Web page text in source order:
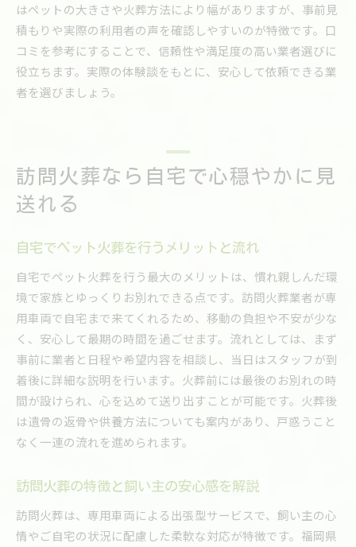
はペットの大きさや火葬方法により幅がありますが、事前見
積もりや実際の利用者の声を確認しやすいのが特徴です。口
コミを参考にすることで、信頼性や満足度の高い業者選びに
役立ちます。実際の体験談をもとに、安心して依頼できる業
者を選びましょう。
訪問火葬なら自宅で心穏やかに見
送れる
自宅でペット火葬を行うメリットと流れ
自宅でペット火葬を行う最大のメリットは、慣れ親しんだ環
境で家族とゆっくりお別れできる点です。訪問火葬業者が専
用車両で自宅まで来てくれるため、移動の負担や不安が少な
く、安心して最期の時間を過ごせます。流れとしては、まず
事前に業者と日程や希望内容を相談し、当日はスタッフが到
着後に詳細な説明を行います。火葬前には最後のお別れの時
間が設けられ、心を込めて送り出すことが可能です。火葬後
は遺骨の返骨や供養方法についても案内があり、戸惑うこと
なく一連の流れを進められます。
訪問火葬の特徴と飼い主の安心感を解説
訪問火葬は、専用車両による出張型サービスで、飼い主の心
情やご自宅の状況に配慮した柔軟な対応が特徴です。福岡県